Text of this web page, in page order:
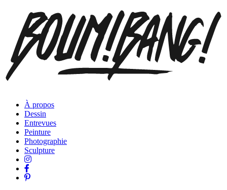
À propos
Dessin
Entrevues
Peinture
Photographie
Sculpture